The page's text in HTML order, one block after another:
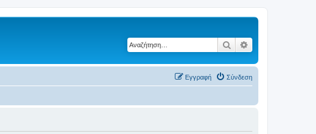
Αναζήτηση
Σύνδεση
Εγγραφή